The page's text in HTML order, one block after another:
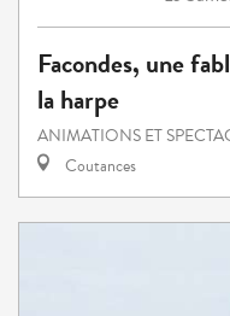
Facondes, une
la harpe
ANIMATIONS ET
Coutances